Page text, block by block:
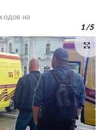
на
1/5